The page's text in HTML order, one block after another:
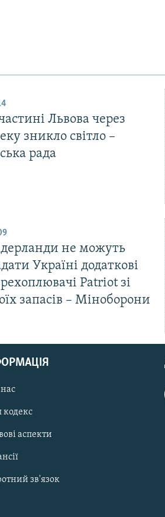
Львова через
зникло світло –
рада
не можуть
Україні додаткові
Patriot зі
запасів – Міноборони
аспекти
зв'язок